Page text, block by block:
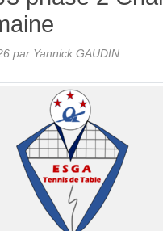
par Yannick GAUDIN